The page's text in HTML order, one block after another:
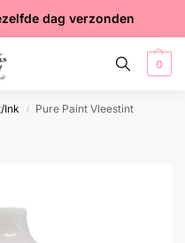
€75 excl. btw
dag verzonden
producten
0
Ink / Pure Paint Vleestint